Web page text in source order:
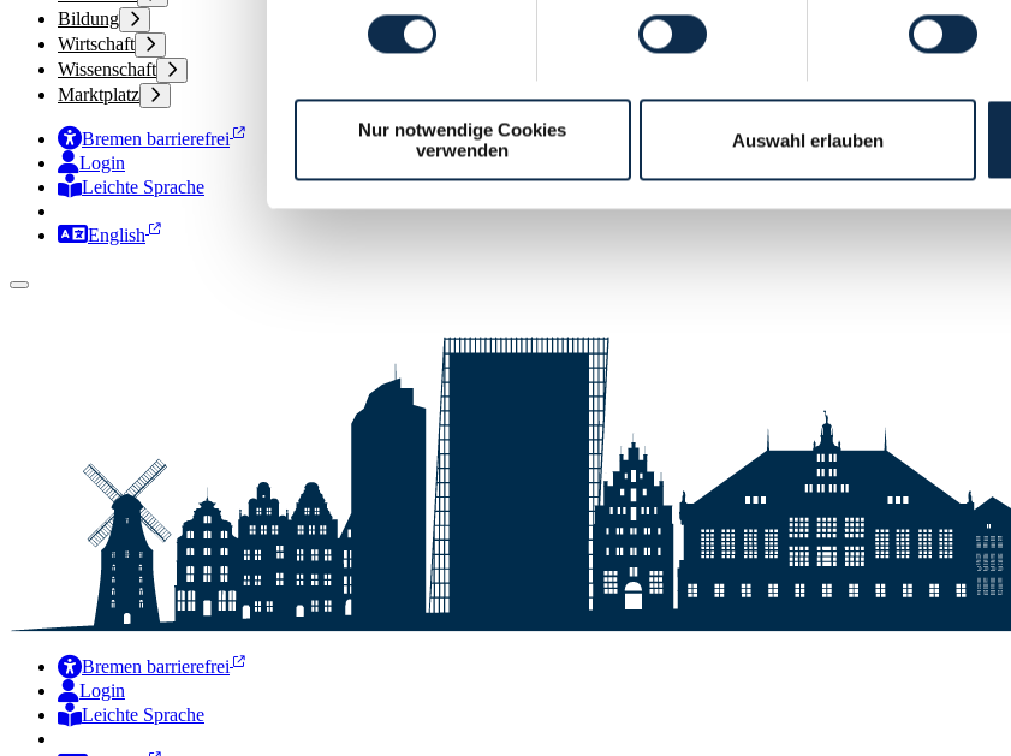
Nur notwendige Cookies
verwenden
Auswahl erlauben
Bildung
Wirtschaft
Wissenschaft
Marktplatz
Bremen barrierefrei
Login
Leichte Sprache
Zur Deutschen Gebärdensprache
English
Bremen barrierefrei
Login
Leichte Sprache